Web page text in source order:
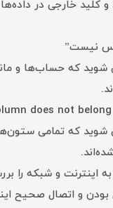
و کلید خارجی در
نیست”
شوید که حساب‌ها و
شوید که تمامی
اینترنت و شبکه را
بودن و اتصال صحیح